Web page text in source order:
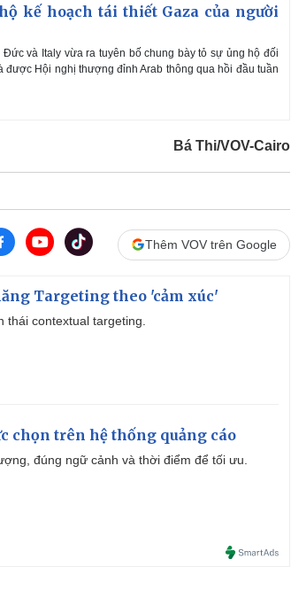
kế hoạch tái thiết Gaza của người
và Italy vừa ra tuyên bố chung bày tỏ sự ủng hộ đối
Hội nghị thượng đỉnh Arab thông qua hồi đầu tuần
Bá Thi/VOV-Cairo
Thêm VOV trên Google
Targeting theo 'cảm xúc'
contextual targeting.
chọn trên hệ thống quảng cáo
đúng ngữ cảnh và thời điểm để tối ưu.